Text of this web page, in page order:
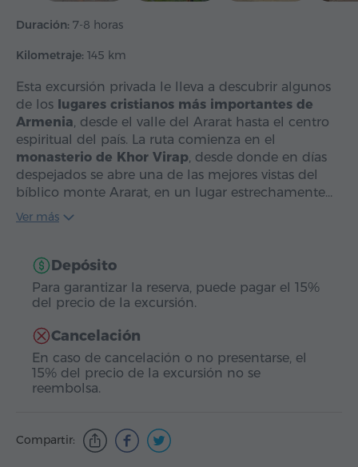
Duración: 7-8 horas
Kilometraje: 145 km
Esta excursión privada le lleva a descubrir algunos
de los lugares cristianos más importantes de
Armenia, desde el valle del Ararat hasta el centro
espiritual del país. La ruta comienza en el
monasterio de Khor Virap, desde donde en días
despejados se abre una de las mejores vistas del
bíblico monte Ararat, en un lugar estrechamente…
Ver más
Depósito
Para garantizar la reserva, puede pagar el 15%
del precio de la excursión.
Cancelación
En caso de cancelación o no presentarse, el
15% del precio de la excursión no se
reembolsa.
Compartir: